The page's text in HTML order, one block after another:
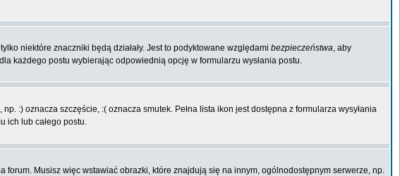
niektóre znaczniki będą działały. Jest to podyktowane względami bezpieczeństwa, aby
każdego postu wybierając odpowiednią opcję w formularzu wysłania postu.
:) oznacza szczęście, :( oznacza smutek. Pełna lista ikon jest dostępna z formularza wysyłania
ich lub całego postu.
Musisz więc wstawiać obrazki, które znajdują się na innym, ogólnodostępnym serwerze, np.